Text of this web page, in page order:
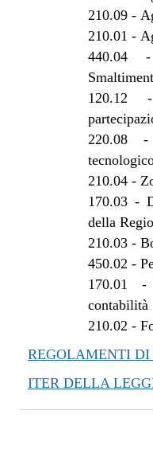
210.09-
210.01 -
440.04
120.12
220.08
210.04-
170.03-
della
210.03-
450.02 -
170.01 -
contabilità
210.02 -
REGOLAMENTI
ITER DELLA